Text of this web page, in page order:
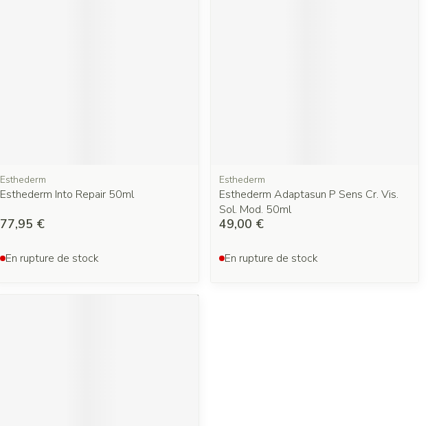
Esthederm
Esthederm Into Repair 50ml
77,95 €
En rupture de stock
Esthederm
Esthederm Adaptasun P Sens Cr. Vis.
Sol. Mod. 50ml
49,00 €
En rupture de stock